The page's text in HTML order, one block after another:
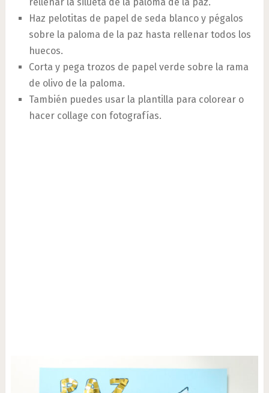
Haz pelotitas de papel de seda blanco y pégalos
sobre la paloma de la paz hasta rellenar todos los
huecos.
Corta y pega trozos de papel verde sobre la rama
de olivo de la paloma.
También puedes usar la plantilla para colorear o
hacer collage con fotografías.